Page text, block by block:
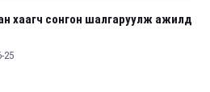
хаагч сонгон шалгаруулж ажилд
25